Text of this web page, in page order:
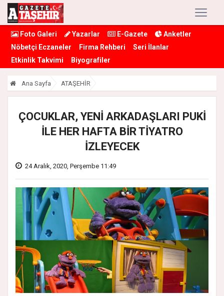
Foto Galeri Yazarlar E-Gazete
Anketler
Nöbetçi Eczaneler
Firma Rehberi
Seri İlanlar
Etkinlik Takvimi
Biyografiler
Ana Sayfa ATAŞEHİR
ÇOCUKLAR, YENİ ARKADAŞLARI PUKİ
İLE HER HAFTA BİR TİYATRO
İZLEYECEK
24 Aralık, 2020, Perşembe 11:49